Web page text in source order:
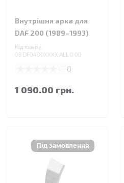
Внутрішня арка для
DAF 200 (1989–1993)
Код товару:
08.DF0400XXXX.ALL.0.00
0
1 090.00 грн.